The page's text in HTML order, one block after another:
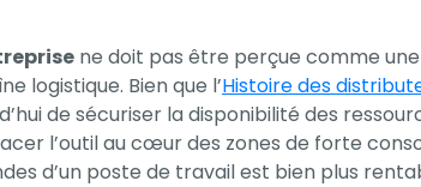
ne doit pas être perçue comme
logistique. Bien que l’Histoire des
de sécuriser la disponibilité des
l’outil au cœur des zones de forte
d’un poste de travail est bien plus